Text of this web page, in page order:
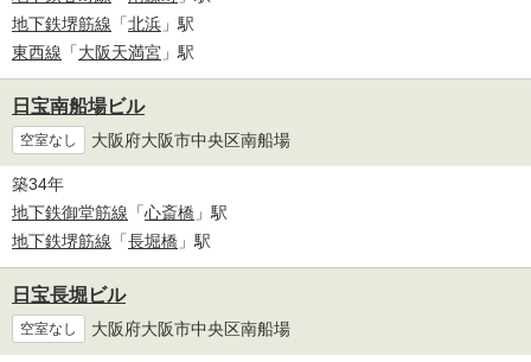
地下鉄堺筋線 「北浜 」駅
東西線 「大阪天満宮 」駅
日宝南船場ビル
空室なし 大阪府大阪市中央区南船場
築34年
地下鉄御堂筋線 「心斎橋 」駅
地下鉄堺筋線 「長堀橋 」駅
日宝長堀ビル
空室なし 大阪府大阪市中央区南船場